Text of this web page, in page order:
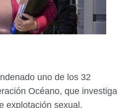
uno de los 32
Océano, que investiga
explotación sexual.